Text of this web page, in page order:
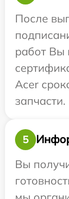
После
работ Вы
Acer
запчасти.
5
Вы